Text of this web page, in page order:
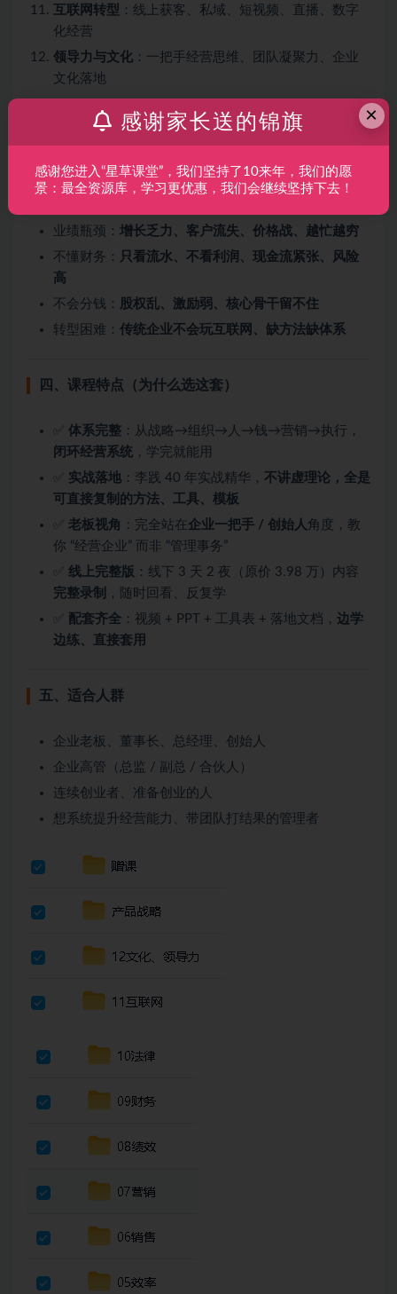
互联网转型 ：线上获客、私域、短视频、直播、数字
化经营
领导力与文化 ：一把手经营思维、团队凝聚力、企业
文化落地
三、课程能解决什么问题（痛点直击）
战略模糊：找不到方向、同质化竞争、利润越来越薄
业绩瓶颈： 增长乏力、客户流失、价格战、越忙越穷
不懂财务： 只看流水、不看利润、现金流紧张、风险
高
不会分钱： 股权乱、激励弱、核心骨干留不住
转型困难： 传统企业不会玩互联网、缺方法缺体系
四、课程特点（为什么选这套）
体系完整 ：从战略→组织→人→钱→营销→执行，
闭环经营系统 ，学完就能用
实战落地 ：李践 40 年实战精华， 不讲虚理论，全是
可直接复制的方法、工具、模板
老板视角 ：完全站在企业一把手 / 创始人 角度，教
你 “经营企业” 而非 “管理事务”
线上完整版 ：线下 3 天 2 夜（原价 3.98 万）内容
完整录制
，随时回看、反复学
配套齐全 ：视频 + PPT + 工具表 + 落地文档， 边学
边练、直接套用
五、适合人群
企业老板、董事长、总经理、创始人
企业高管（总监 / 副总 / 合伙人）
连续创业者、准备创业的人
想系统提升经营能力、带团队打结果的管理者
×
感谢家长送的锦旗
感谢您进入“星草课堂”，我们坚持了10来年，我们的愿
景：最全资源库，学习更优惠，我们会继续坚持下去！